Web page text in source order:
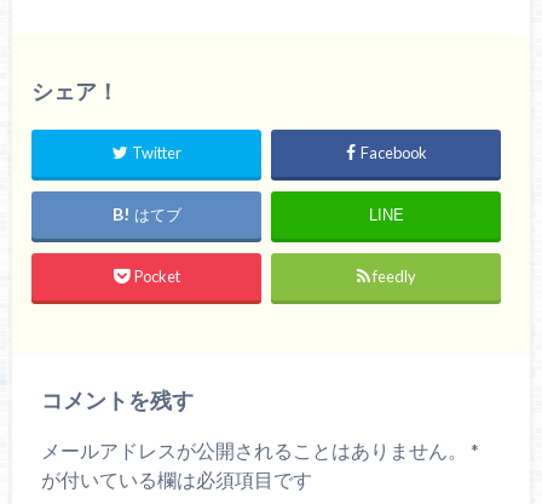
シェア！
Twitter Facebook
はてブ LINE
Pocket feedly
コメントを残す
メールアドレスが公開されることはありません。
*
が付いている欄は必須項目です